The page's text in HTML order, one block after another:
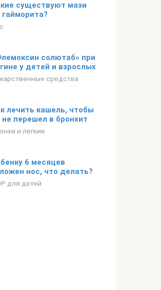
существуют мази
гайморита?
солютаб» при
у детей и взрослых
средства
лечить кашель, чтобы
не перешел в бронхит
и легкие
6 месяцев
нос, что делать?
для детей